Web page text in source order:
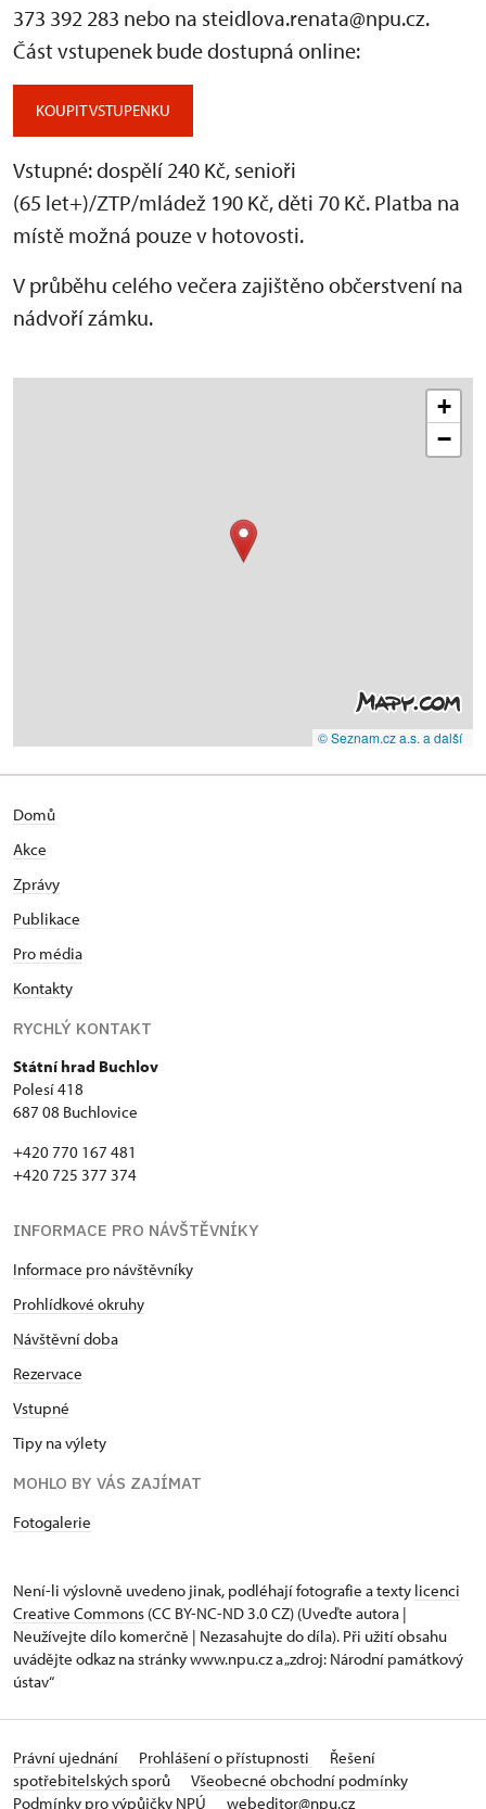
373 392 283 nebo na steidlova.renata@npu.cz.
Část vstupenek bude dostupná online:
KOUPIT VSTUPENKU
Vstupné: dospělí 240 Kč, senioři
(65 let+)/ZTP/mládež 190 Kč, děti 70 Kč. Platba na
místě možná pouze v hotovosti.
V průběhu celého večera zajištěno občerstvení na
nádvoří zámku.
+
−
© Seznam.cz a.s. a další
Domů
Akce
Zprávy
Publikace
Pro média
Kontakty
RYCHLÝ KONTAKT
Státní hrad Buchlov
Polesí 418
687 08 Buchlovice
+420 770 167 481
+420 725 377 374
INFORMACE PRO NÁVŠTĚVNÍKY
Informace pro návštěvníky
Prohlídkové okruhy
Návštěvní doba
Rezervace
Vstupné
Tipy na výlety
MOHLO BY VÁS ZAJÍMAT
Fotogalerie
Není-li výslovně uvedeno jinak, podléhají fotografie a texty licenci
Creative Commons (CC BY-NC-ND 3.0 CZ) (Uveďte autora |
Neužívejte dílo komerčně | Nezasahujte do díla). Při užití obsahu
uvádějte odkaz na stránky www.npu.cz a „zdroj: Národní památkový
ústav“
Právní ujednání Prohlášení o přístupnosti
Řešení
spotřebitelských sporů
Všeobecné obchodní podmínky
Podmínky pro výpůjčky NPÚ
webeditor@npu.cz